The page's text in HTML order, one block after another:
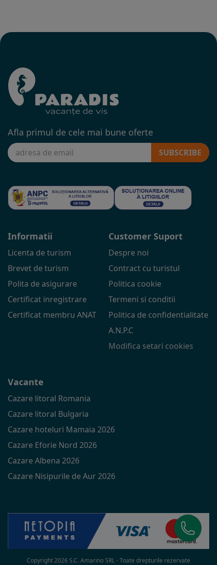
Afla primul de cele mai bune oferte
SUBSCRIBE
Informatii
Licenta de turism
Brevet de turism
Polita de asigurare
Certificat inregistrare
Certificat membru ANAT
Customer Suport
Despre noi
Contract cu turistul
Politica cookie
Termeni si conditii
Politica de confidentialitate
A.N.P.C
Modifica setari cookies
Vacante
Cazare litoral Romania
Cazare litoral Bulgaria
Cazare hoteluri Mamaia 2026
Cazare Eforie Nord 2026
Cazare Albena 2026
Cazare Nisipurile de Aur 2026
Copyright 2026 S.C. Amarino SRL - Toate drepturile rezervate